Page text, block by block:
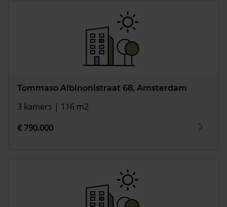
Tommaso Albinonistraat 68, Amsterdam
3 kamers | 116 m2
€ 790.000